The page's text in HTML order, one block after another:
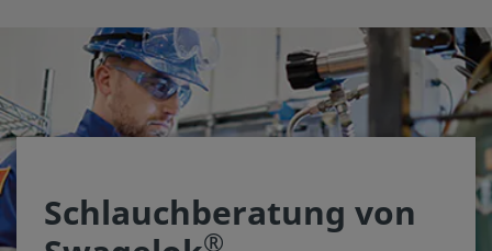
Schlauchberatung von
®